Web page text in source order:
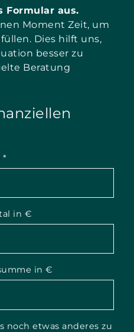
Formular aus.
Moment Zeit, um
Dies hilft uns,
besser zu
Beratung
*
in €
in €
noch etwas anderes zu